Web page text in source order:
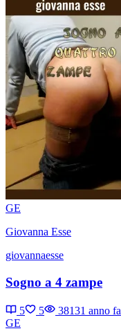
GE
Giovanna Esse
giovannaesse
Sogno a 4 zampe
5 5 38131 anno fa
GE